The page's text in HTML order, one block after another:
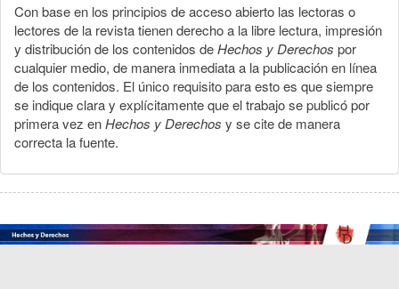
Con base en los principios de acceso abierto las lectoras o
lectores de la revista tienen derecho a la libre lectura, impresión
y distribución de los contenidos deHechos y Derechos por
cualquier medio, de manera inmediata a la publicación en línea
de los contenidos. El único requisito para esto es que siempre
se indique clara y explícitamente que el trabajo se publicó por
primera vez enHechos y Derechos y se cite de manera
correcta la fuente.